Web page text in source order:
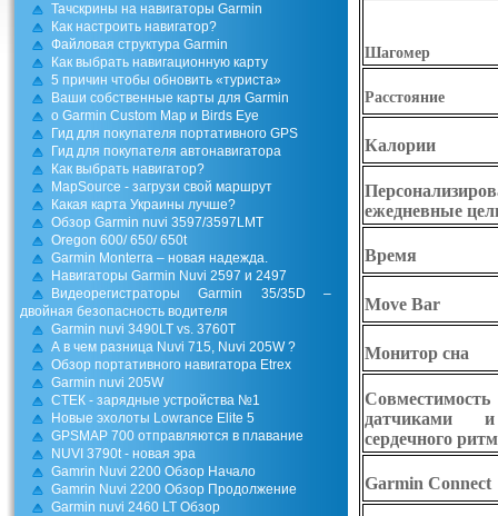
Тачскрины на навигаторы Garmin
Как настроить навигатор?
Файловая структура Garmin
Как выбрать навигационную карту
5 причин чтобы обновить «туриста»
Ваши собственные карты для Garmin
о Garmin Custom Map и Birds Eye
Гид для покупателя портативного GPS
Гид для покупателя автонавигатора
Как выбрать навигатор?
MapSource - загрузи свой маршрут
Какая карта Украины лучше?
Обзор Garmin nuvi 3597/3597LMT
Oregon 600/ 650/ 650t
Garmin Monterra – новая надежда.
Навигаторы Garmin Nuvi 2597 и 2497
Видеорегистраторы Garmin 35/35D –
двойная безопасность водителя
Garmin nuvi 3490LT vs. 3760T
А в чем разница Nuvi 715, Nuvi 205W ?
Обзор портативного навигатора Etrex
Garmin nuvi 205W
СТЕК - зарядные устройства №1
Новые эхолоты Lowrance Elite 5
GPSMAP 700 отправляются в плавание
NUVI 3790t - новая эра
Gamrin Nuvi 2200 Обзор Начало
Gamrin Nuvi 2200 Обзор Продолжение
Garmin nuvi 2460 LT Обзор
Шагомер
Расстояние
Калории
ежедневные
Время
Move Bar
Монитор сна
датчиками
сердечного
Garmin Connect